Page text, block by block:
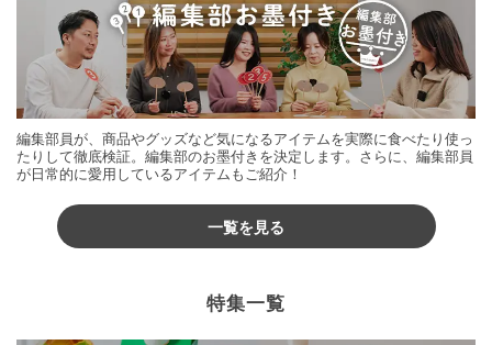
編集部員が、商品やグッズなど気になるアイテムを実際に食べたり使っ
たりして徹底検証。編集部のお墨付きを決定します。さらに、編集部員
が日常的に愛用しているアイテムもご紹介！
一覧を見る
特集一覧